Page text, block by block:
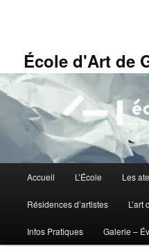
principalÉcole d'Art de
principal
Accueil L’École Les
Résidences d’artistes L’art
Infos Pratiques Galerie –